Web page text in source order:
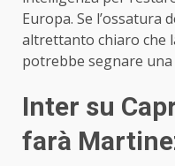
Europa. Se l’ossatura
altrettanto chiaro che
potrebbe segnare
Inter su
farà